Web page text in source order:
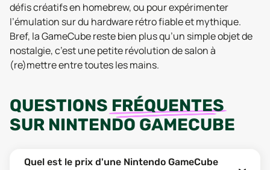
défis créatifs en homebrew, ou pour expérimenter
l’émulation sur du hardware rétro fiable et mythique.
Bref, la GameCube reste bien plus qu’un simple objet de
nostalgie, c’est une petite révolution de salon à
(re)mettre entre toutes les mains.
QUESTIONS FRÉQUENTES
SUR NINTENDO GAMECUBE
Quel est le prix d'une Nintendo GameCube